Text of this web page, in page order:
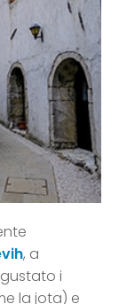
, a
i
la jota) e